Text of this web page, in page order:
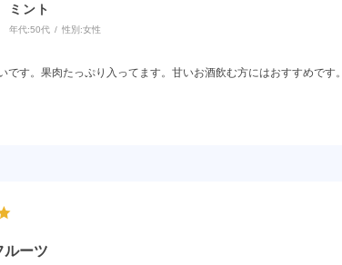
ミント
年代:50代 性別:女性
です。果肉たっぷり入ってます。甘いお酒飲む方にはおすすめです。
ルーツ